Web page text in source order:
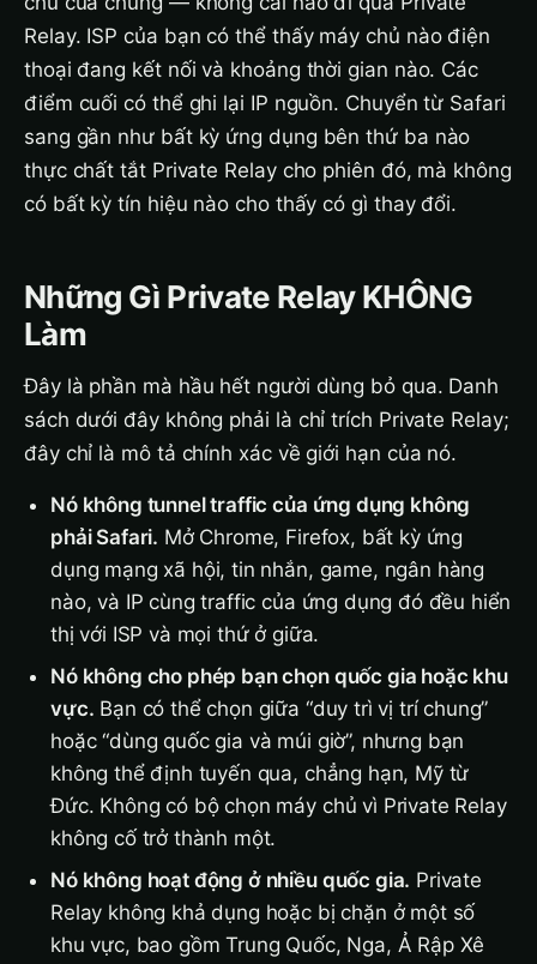
Relay. ISP của bạn có thể thấy máy chủ nào điện
thoại đang kết nối và khoảng thời gian nào. Các
điểm cuối có thể ghi lại IP nguồn. Chuyển từ Safari
sang gần như bất kỳ ứng dụng bên thứ ba nào
thực chất tắt Private Relay cho phiên đó, mà không
có bất kỳ tín hiệu nào cho thấy có gì thay đổi.
Những Gì Private Relay KHÔNG
Làm
Đây là phần mà hầu hết người dùng bỏ qua. Danh
sách dưới đây không phải là chỉ trích Private Relay;
đây chỉ là mô tả chính xác về giới hạn của nó.
Nó không tunnel traffic của ứng dụng không
phải Safari. Mở Chrome, Firefox, bất kỳ ứng
dụng mạng xã hội, tin nhắn, game, ngân hàng
nào, và IP cùng traffic của ứng dụng đó đều hiển
thị với ISP và mọi thứ ở giữa.
Nó không cho phép bạn chọn quốc gia hoặc khu
vực. Bạn có thể chọn giữa “duy trì vị trí chung”
hoặc “dùng quốc gia và múi giờ”, nhưng bạn
không thể định tuyến qua, chẳng hạn, Mỹ từ
Đức. Không có bộ chọn máy chủ vì Private Relay
không cố trở thành một.
Nó không hoạt động ở nhiều quốc gia. Private
Relay không khả dụng hoặc bị chặn ở một số
khu vực, bao gồm Trung Quốc, Nga, Ả Rập Xê